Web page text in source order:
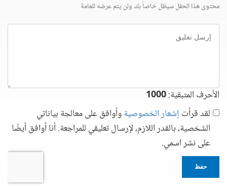
محتوى هذا الحقل سيظل خاصاً بك ولن يتم عرضه للعامة
إرسل
تعليق
الأحرف المتبقية:1000
لقد قرأت إشعار الخصوصيةوأوافق على معالجة بياناتي
الشخصية، بالقدر اللازم، لإرسال تعليقي للمراجعة. أنا أوافق أيضًا
على نشر اسمي.
حفظ